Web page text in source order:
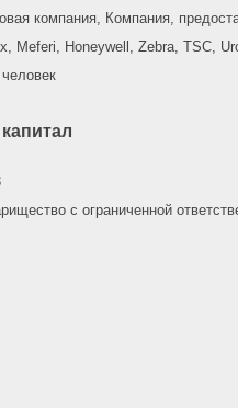
компания, Компания,
Meferi, Honeywell, Zebra, TSC,
с ограниченной